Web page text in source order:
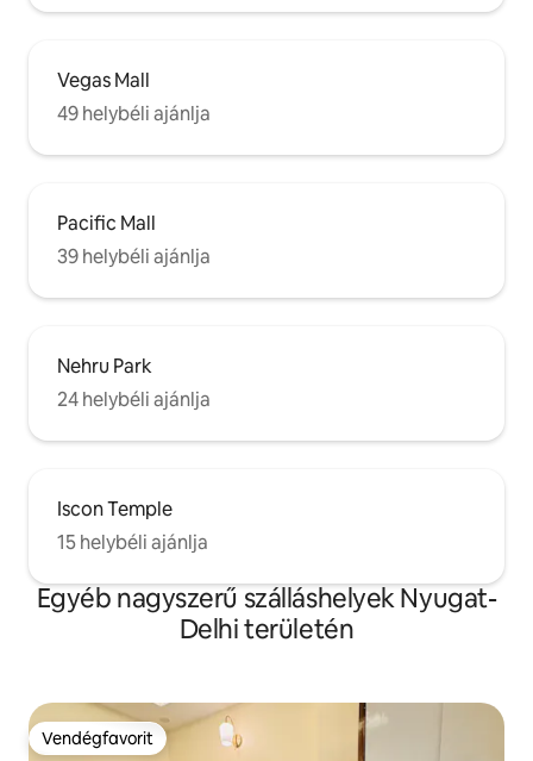
Vegas Mall
49 helybéli ajánlja
Pacific Mall
39 helybéli ajánlja
Nehru Park
24 helybéli ajánlja
Iscon Temple
15 helybéli ajánlja
Egyéb nagyszerű szálláshelyek Nyugat-
Delhi területén
Vendégfavorit
Vendégfavorit